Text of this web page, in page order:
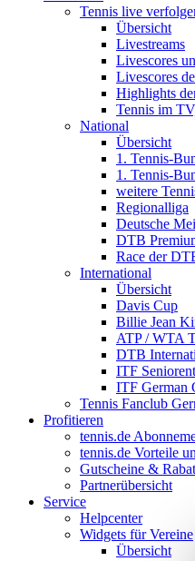
Tennis live
Übersicht
Livestreams
Livescores
Livescores
Highlights
Tennis im
National
Übersicht
1. Tennis-
1. Tennis-
weitere
Regionalliga
Deutsche
DTB
Race der
International
Übersicht
Davis Cup
Billie Jean
ATP / WTA
DTB
ITF
ITF German
Tennis Fanclub
Profitieren
tennis.de
tennis.de Vorteile
Gutscheine &
Partnerübersicht
Service
Helpcenter
Widgets für Vereine
Übersicht